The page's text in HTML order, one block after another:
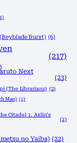
Burst) (6)
(217)
Next
(23)
(The Librarians) (2)
Man) (1)
Citadel 1. Axlin’s
(2)
no Yaiba) (22)